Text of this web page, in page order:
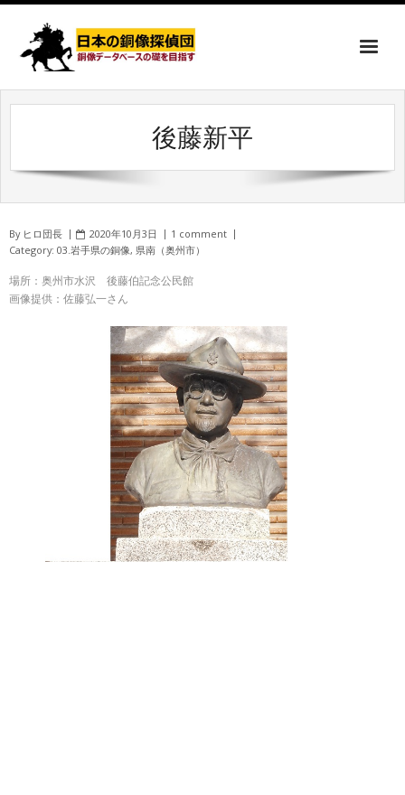
後藤新平
By ヒロ団長 2020年10月3日
1 comment
Category: 03.岩手県の銅像, 県南（奥州市）
場所：奥州市水沢 後藤伯記念公民館
画像提供：佐藤弘一さん